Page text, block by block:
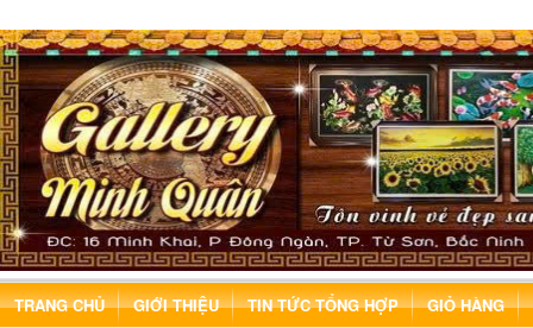
TRANG CHỦ GIỚI THIỆU TIN TỨC TỔNG HỢP GIỎ HÀNG